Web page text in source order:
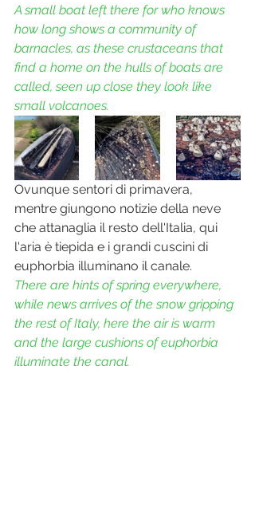
A small boat left there for who knows
how long shows a community of
barnacles, as these crustaceans that
find a home on the hulls of boats are
called, seen up close they look like
small volcanoes.
Ovunque sentori di primavera,
mentre giungono notizie della neve
che attanaglia il resto dell'Italia, qui
l'aria è tiepida e i grandi cuscini di
euphorbia illuminano il canale.
There are hints of spring everywhere,
while news arrives of the snow gripping
the rest of Italy, here the air is warm
and the large cushions of euphorbia
illuminate the canal.